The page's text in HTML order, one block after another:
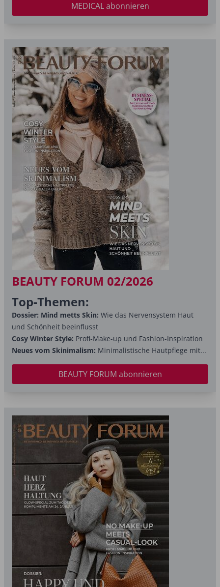
MEDICAL abonnieren
BEAUTY FORUM 02/2026
Top-Themen:
Dossier: Mind metts Skin: Wie das Nervensystem Haut
und Schönheit beeinflusst
Cosy Winter Style: Profi-Make-up und Fashion-Inspiration
Neues vom Skinimalism: Minimalistische Hautpflege mit...
BEAUTY FORUM abonnieren